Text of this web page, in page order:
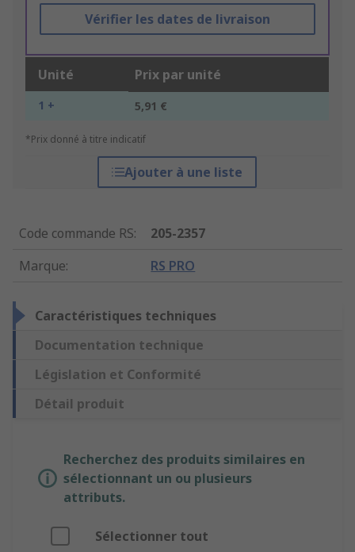
Vérifier les dates de livraison
Unité Prix par unité
1 + 5,91 €
*Prix donné à titre indicatif
Ajouter à une liste
Code commande RS:
205-2357
Marque: RS PRO
Caractéristiques techniques
Documentation technique
Législation et Conformité
Détail produit
Recherchez des produits similaires en
sélectionnant un ou plusieurs
attributs.
Sélectionner tout